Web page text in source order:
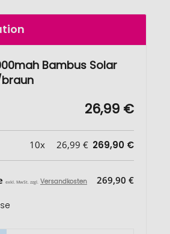
Bambus Solar
26,99 €
10x 26,99 € 269,90 €
exkl. MwSt. zzgl. Versandkosten 269,90 €